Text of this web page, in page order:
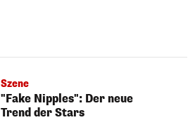
Szene
"Fake Nipples": Der neue
Trend der Stars